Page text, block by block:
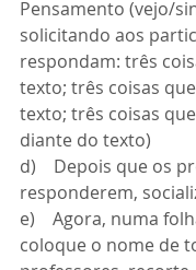
Pensamento (vejo/
solicitando aos
respondam: três
texto; três coisas
texto; três coisas
diante do texto)
d)    Depois que os
responderem,
e)    Agora, numa
coloque o nome de